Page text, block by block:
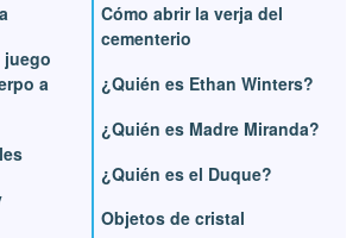
juego
a
Cómo abrir la verja del
cementerio
¿Quién es Ethan Winters?
¿Quién es Madre Miranda?
¿Quién es el Duque?
Objetos de cristal